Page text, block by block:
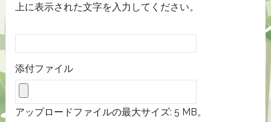
上に表示された文字を入力してください。
添付ファイル
アップロードファイルの最大サイズ: 5 MB。